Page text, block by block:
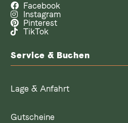
Facebook
Instagram
Pinterest
TikTok
Service & Buchen
Lage & Anfahrt
Gutscheine